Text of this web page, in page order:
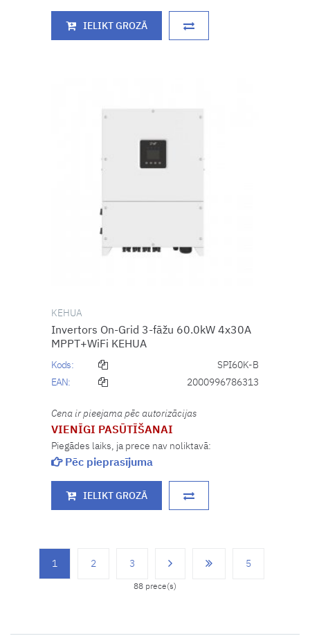
IELIKT GROZĀ
KEHUA
Invertors On-Grid 3-fāžu 60.0kW 4x30A
MPPT+WiFi KEHUA
Kods:
SPI60K-B
EAN:
2000996786313
Cena ir pieejama pēc autorizācijas
VIENĪGI PASŪTĪŠANAI
Piegādes laiks, ja prece nav noliktavā:
Pēc pieprasījuma
IELIKT GROZĀ
1 2 3 5
88 prece(s)